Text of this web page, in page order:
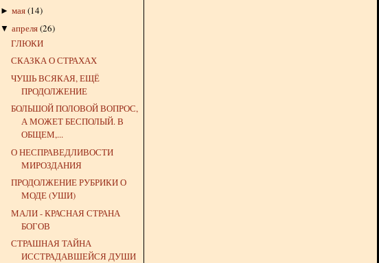
► мая(14)
▼ апреля(26)
ГЛЮКИ
СКАЗКА О СТРАХАХ
ЧУШЬ ВСЯКАЯ, ЕЩЁ
ПРОДОЛЖЕНИЕ
БОЛЬШОЙ ПОЛОВОЙ ВОПРОС,
А МОЖЕТ БЕСПОЛЫЙ. В
ОБЩЕМ,...
О НЕСПРАВЕДЛИВОСТИ
МИРОЗДАНИЯ
ПРОДОЛЖЕНИЕ РУБРИКИ О
МОДЕ (УШИ)
МАЛИ - КРАСНАЯ СТРАНА
БОГОВ
СТРАШНАЯ ТАЙНА
ИССТРАДАВШЕЙСЯ ДУШИ